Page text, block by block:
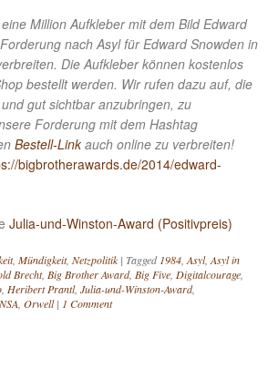
Million Aufkleber mit dem Bild Edward
nach Asyl für Edward Snowden in
Die Aufkleber können kostenlos
bestellt werden. Wir rufen dazu auf, die
gut sichtbar anzubringen, zu
Forderung mit dem Hashtag
Bestell-Link auch online zu verbreiten!
bigbrotherawards.de/2014/edward-
Julia-und-Winston-Award (Positivpreis)
, Mündigkeit, Netzpolitik | Tagged1984,Asyl,Asyl in
Brecht, Big Brother Award, Big Five, Digitalcourage,
, Heribert Prantl, Julia-und-Winston-Award,
NSA, Orwell | 1 Comment